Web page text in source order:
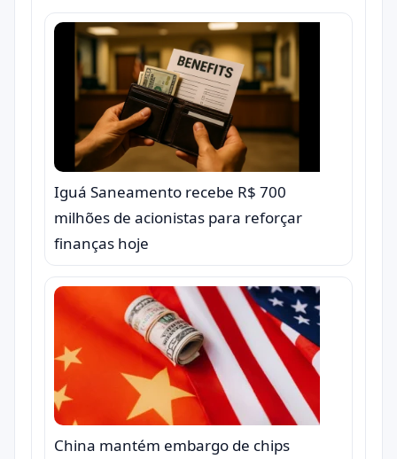
Iguá Saneamento recebe R$ 700
milhões de acionistas para reforçar
finanças hoje
China mantém embargo de chips